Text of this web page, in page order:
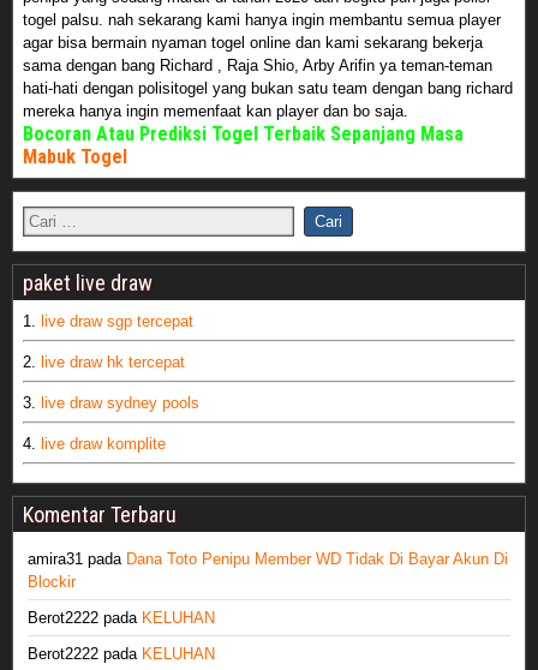
togel palsu. nah sekarang kami hanya ingin membantu semua player
agar bisa bermain nyaman togel online dan kami sekarang bekerja
sama dengan bang Richard , Raja Shio, Arby Arifin ya teman-teman
hati-hati dengan polisitogel yang bukan satu team dengan bang richard
mereka hanya ingin memenfaat kan player dan bo saja.
Bocoran Atau Prediksi Togel Terbaik Sepanjang Masa
Mabuk Togel
paket live draw
1. live draw sgp tercepat
2. live draw hk tercepat
3. live draw sydney pools
4. live draw komplite
Komentar Terbaru
amira31 pada Dana Toto Penipu Member WD Tidak Di Bayar Akun Di
Blockir
Berot2222 pada KELUHAN
Berot2222 pada KELUHAN